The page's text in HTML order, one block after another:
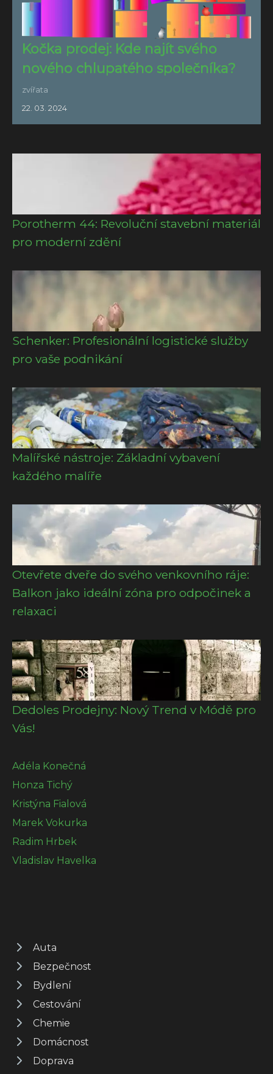
Kočka prodej: Kde najít svého
nového chlupatého společníka?
zvířata
22. 03. 2024
Porotherm 44: Revoluční stavební materiál
pro moderní zdění
Schenker: Profesionální logistické služby
pro vaše podnikání
Malířské nástroje: Základní vybavení
každého malíře
Otevřete dveře do svého venkovního ráje:
Balkon jako ideální zóna pro odpočinek a
relaxaci
Dedoles Prodejny: Nový Trend v Módě pro
Vás!
Adéla Konečná
Honza Tichý
Kristýna Fialová
Marek Vokurka
Radim Hrbek
Vladislav Havelka
Auta
Bezpečnost
Bydlení
Cestování
Chemie
Domácnost
Doprava